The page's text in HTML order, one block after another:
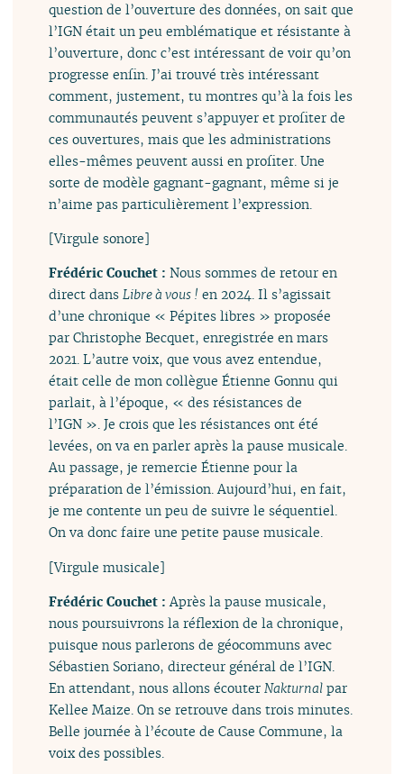
question de l’ouverture des données, on sait que
l’IGN était un peu emblématique et résistante à
l’ouverture, donc c’est intéressant de voir qu’on
progresse enfin. J’ai trouvé très intéressant
comment, justement, tu montres qu’à la fois les
communautés peuvent s’appuyer et profiter de
ces ouvertures, mais que les administrations
elles-mêmes peuvent aussi en profiter. Une
sorte de modèle gagnant-gagnant, même si je
n’aime pas particulièrement l’expression.
[Virgule sonore]
Frédéric Couchet :Nous sommes de retour en
direct dansLibre à vous ! en 2024. Il s’agissait
d’une chronique « Pépites libres » proposée
par Christophe Becquet, enregistrée en mars
2021. L’autre voix, que vous avez entendue,
était celle de mon collègue Étienne Gonnu qui
parlait, à l’époque, « des résistances de
l’IGN ». Je crois que les résistances ont été
levées, on va en parler après la pause musicale.
Au passage, je remercie Étienne pour la
préparation de l’émission. Aujourd’hui, en fait,
je me contente un peu de suivre le séquentiel.
On va donc faire une petite pause musicale.
[Virgule musicale]
Frédéric Couchet :Après la pause musicale,
nous poursuivrons la réflexion de la chronique,
puisque nous parlerons de géocommuns avec
Sébastien Soriano, directeur général de l’IGN.
En attendant, nous allons écouterNakturnal par
Kellee Maize. On se retrouve dans trois minutes.
Belle journée à l’écoute de Cause Commune, la
voix des possibles.